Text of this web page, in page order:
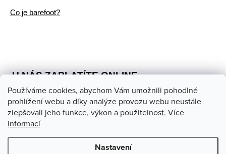
Používáme cookies, abychom Vám umožnili pohodlné
prohlížení webu a díky analýze provozu webu neustále
zlepšovali jeho funkce, výkon a použitelnost. Více
informací
Nastavení
Co je barefoot?
U NÁS ZAPLATÍTE ONLINE